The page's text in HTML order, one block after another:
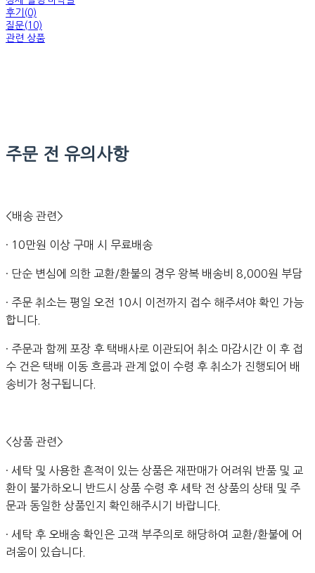
후기(0)
질문(10)
관련 상품
주문 전 유의사항
<배송 관련>
· 10만원 이상 구매 시 무료배송
· 단순 변심에 의한 교환/환불의 경우 왕복 배송비 8,000원 부담
· 주문 취소는 평일 오전 10시 이전까지 접수 해주셔야 확인 가능
합니다.
· 주문과 함께 포장 후 택배사로 이관되어 취소 마감시간 이 후 접
수 건은 택배 이동 흐름과 관계 없이 수령 후 취소가 진행되어 배
송비가 청구됩니다.
<상품 관련>
· 세탁 및 사용한 흔적이 있는 상품은 재판매가 어려워 반품 및 교
환이 불가하오니 반드시 상품 수령 후 세탁 전 상품의 상태 및 주
문과 동일한 상품인지 확인해주시기 바랍니다.
· 세탁 후 오배송 확인은 고객 부주의로 해당하여 교환/환불에 어
려움이 있습니다.